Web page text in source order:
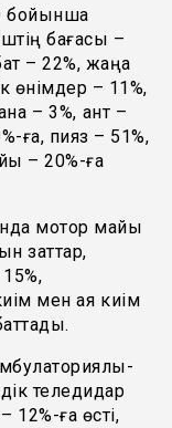
бойынша
бағасы –
– 22%, жаңа
өнімдер – 11%,
– 3%, қант –
ға, пияз – 51%,
– 20%-ға
мотор майы
заттар,
мен аяқ киім
теледидар
12%-ға өсті,